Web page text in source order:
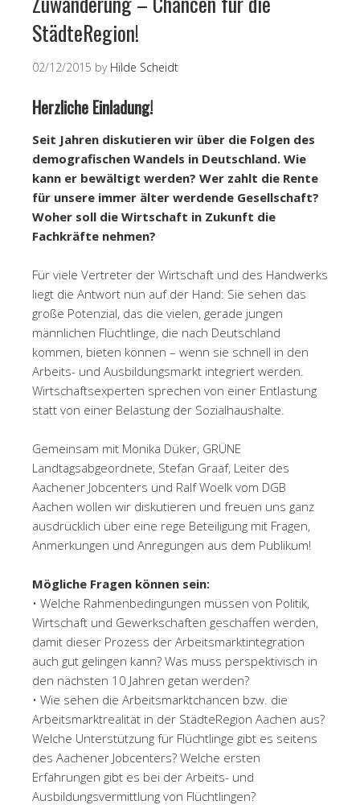
StädteRegion!
02/12/2015 by Hilde Scheidt
Herzliche Einladung!
Seit Jahren diskutieren wir über die Folgen des
demografischen Wandels in Deutschland. Wie
kann er bewältigt werden? Wer zahlt die Rente
für unsere immer älter werdende Gesellschaft?
Woher soll die Wirtschaft in Zukunft die
Fachkräfte nehmen?
Für viele Vertreter der Wirtschaft und des Handwerks
liegt die Antwort nun auf der Hand: Sie sehen das
große Potenzial, das die vielen, gerade jungen
männlichen Flüchtlinge, die nach Deutschland
kommen, bieten können – wenn sie schnell in den
Arbeits- und Ausbildungsmarkt integriert werden.
Wirtschaftsexperten sprechen von einer Entlastung
statt von einer Belastung der Sozialhaushalte.
Gemeinsam mit Monika Düker, GRÜNE
Landtagsabgeordnete, Stefan Graaf, Leiter des
Aachener Jobcenters und Ralf Woelk vom DGB
Aachen wollen wir diskutieren und freuen uns ganz
ausdrücklich über eine rege Beteiligung mit Fragen,
Anmerkungen und Anregungen aus dem Publikum!
Mögliche Fragen können sein:
• Welche Rahmenbedingungen müssen von Politik,
Wirtschaft und Gewerkschaften geschaffen werden,
damit dieser Prozess der Arbeitsmarktintegration
auch gut gelingen kann? Was muss perspektivisch in
den nächsten 10 Jahren getan werden?
• Wie sehen die Arbeitsmarktchancen bzw. die
Arbeitsmarktrealität in der StädteRegion Aachen aus?
Welche Unterstützung für Flüchtlinge gibt es seitens
des Aachener Jobcenters? Welche ersten
Erfahrungen gibt es bei der Arbeits- und
Ausbildungsvermittlung von Flüchtlingen?